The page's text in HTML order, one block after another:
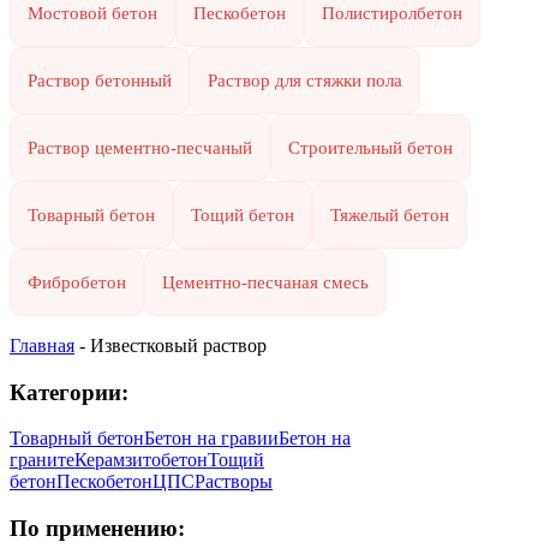
Мостовой бетон Пескобетон Полистиролбетон
Раствор бетонный Раствор для стяжки пола
Раствор цементно-песчаный Строительный бетон
Товарный бетон Тощий бетон Тяжелый бетон
Фибробетон Цементно-песчаная смесь
Главная - Известковый раствор
Категории:
Товарный бетонБетон на гравииБетон на
гранитеКерамзитобетонТощий
бетонПескобетонЦПСРастворы
По применению: